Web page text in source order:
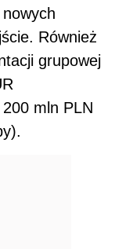
Również
grupowej
mln PLN